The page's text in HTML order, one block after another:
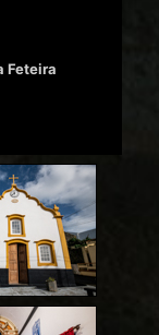
Feteira